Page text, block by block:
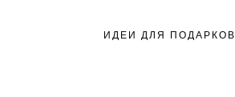
ИДЕИ ДЛЯ ПОДАРКОВ